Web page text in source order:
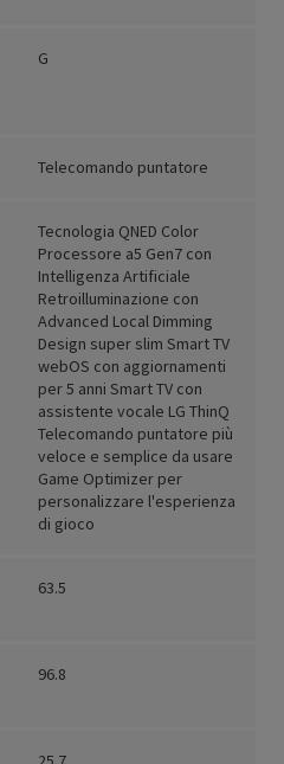
G
Telecomando puntatore
Tecnologia QNED Color
Processore a5 Gen7 con
Intelligenza Artificiale
Retroilluminazione con
Advanced Local Dimming
Design super slim Smart TV
webOS con aggiornamenti
per 5 anni Smart TV con
assistente vocale LG ThinQ
Telecomando puntatore più
veloce e semplice da usare
Game Optimizer per
personalizzare l'esperienza
di gioco
63.5
96.8